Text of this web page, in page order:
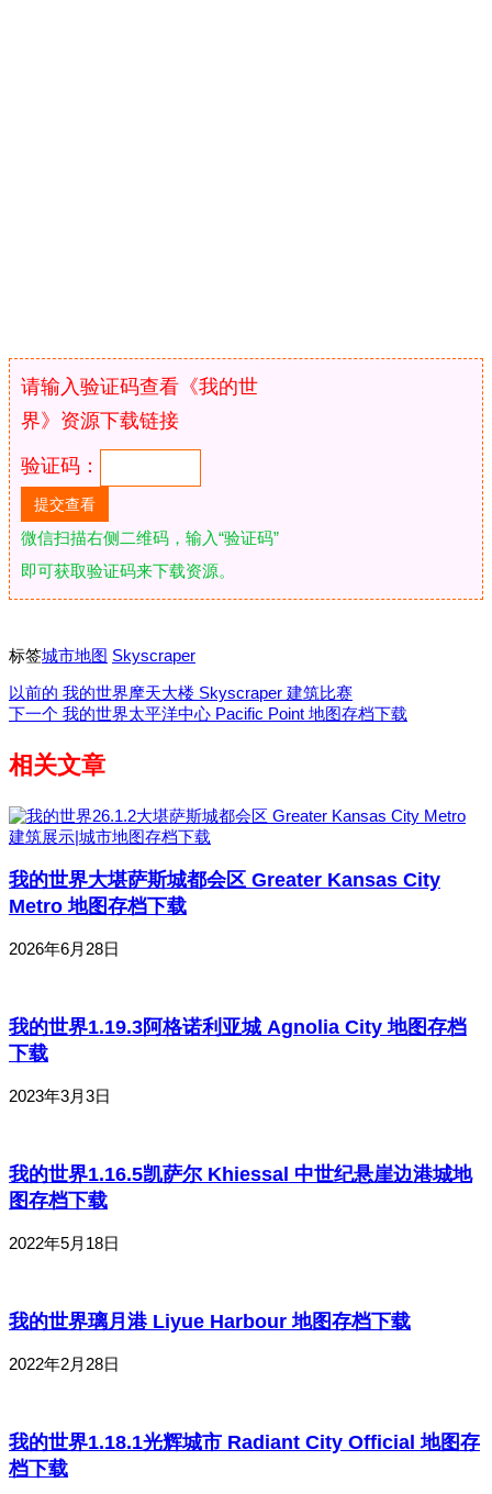
请输入验证码查看《我的世
界》资源下载链接
验证码：
微信扫描右侧二维码，输入“验证码”
即可获取验证码来下载资源。
标签城市地图 Skyscraper
以前的 我的世界摩天大楼 Skyscraper 建筑比赛
下一个 我的世界太平洋中心 Pacific Point 地图存档下载
相关文章
我的世界大堪萨斯城都会区 Greater Kansas City
Metro 地图存档下载
2026年6月28日
我的世界1.19.3阿格诺利亚城 Agnolia City 地图存档
下载
2023年3月3日
我的世界1.16.5凯萨尔 Khiessal 中世纪悬崖边港城地
图存档下载
2022年5月18日
我的世界璃月港 Liyue Harbour 地图存档下载
2022年2月28日
我的世界1.18.1光辉城市 Radiant City Official 地图存
档下载